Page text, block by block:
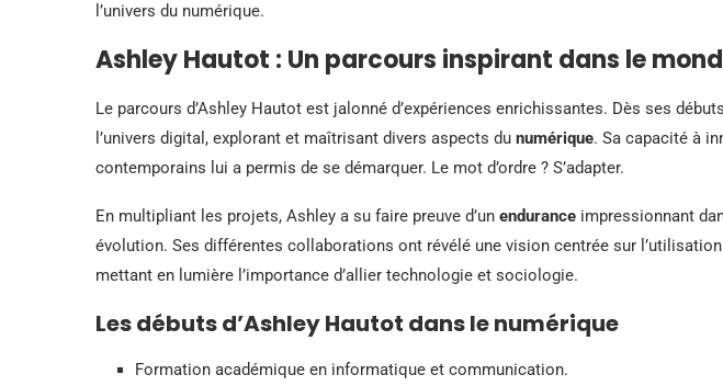
l’univers du numérique.
Ashley Hautot : Un parcours inspirant dans le
Le parcours d’Ashley Hautot est jalonné d’expériences enrichissantes. Dès ses
l’univers digital, explorant et maîtrisant divers aspects du numérique. Sa capacité à
contemporains lui a permis de se démarquer. Le mot d’ordre ? S’adapter.
En multipliant les projets, Ashley a su faire preuve d’un endurance impressionnant
évolution. Ses différentes collaborations ont révélé une vision centrée sur
mettant en lumière l’importance d’allier technologie et sociologie.
Les débuts d’Ashley Hautot dans le numérique
Formation académique en informatique et communication.